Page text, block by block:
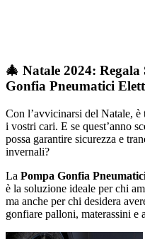
🎄 Natale 2024: Regala
Gonfia Pneumatici
Con l’avvicinarsi del Natale,
i vostri cari. E se quest’anno
possa garantire sicurezza e
invernali?
La Pompa Gonfia
è la soluzione ideale per chi
ma anche per chi desidera
gonfiare palloni, materassini